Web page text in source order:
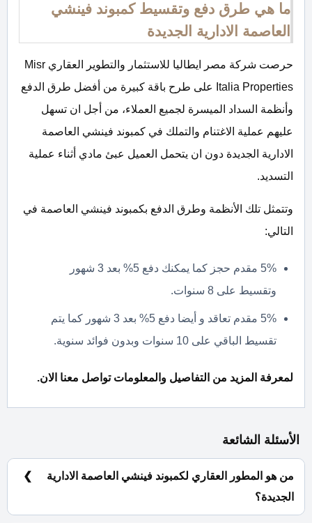
ما هي طرق دفع وتقسيط كمبوند فينشي
العاصمة الادارية الجديدة
حرصت شركة مصر ايطاليا للاستثمار والتطوير العقاري Misr
Italia Properties على طرح باقة كبيرة من أفضل طرق الدفع
وأنظمة السداد الميسرة لجميع العملاء، من أجل ان تسهل
عليهم عملية الاغتنام والتملك في كمبوند فينشي العاصمة
الادارية الجديدة دون ان يتحمل العميل عبئ مادي أثناء عملية
التسديد.
وتتمثل تلك الأنظمة وطرق الدفع بكمبوند فينشي العاصمة في
التالي:
5% مقدم حجز كما يمكنك دفع 5% بعد 3 شهور
وتقسيط على 8 سنوات.
5% مقدم تعاقد و أيضا دفع 5% بعد 3 شهور كما يتم
تقسيط الباقي على 10 سنوات وبدون فوائد سنوية.
لمعرفة المزيد من التفاصيل والمعلومات تواصل معنا الان.
الأسئلة الشائعة
من هو المطور العقاري لكمبوند فينشي العاصمة الادارية
الجديدة؟